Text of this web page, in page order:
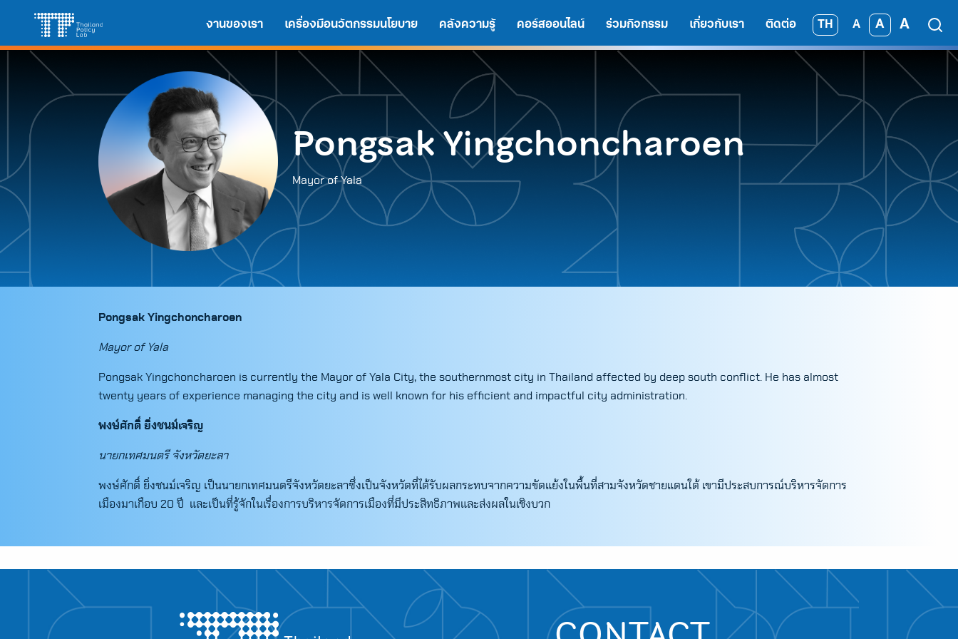
content
งานของเรา เครื่องมือนวัตกรรมนโยบาย คลังความรู้ คอร์สออนไลน์ ร่วมกิจกรรม เกี่ยวกับเรา ติดต่อ TH A A A
Search
for:
Pongsak Yingchoncharoen
Mayor of Yala
Pongsak Yingchoncharoen
Mayor of Yala
Pongsak Yingchoncharoen is currently the Mayor of Yala City, the southernmost city in Thailand affected by deep south conflict. He has almost
twenty years of experience managing the city and is well known for his efficient and impactful city administration.
พงษ์ศักดิ์ ยิ่งชนม์เจริญ
นายกเทศมนตรี จังหวัดยะลา
พงษ์ศักดิ์ ยิ่งชนม์เจริญ เป็นนายกเทศมนตรีจังหวัดยะลาซึ่งเป็นจังหวัดที่ได้รับผลกระทบจากความขัดแย้งในพื้นที่สามจังหวัดชายแดนใต้ เขามีประสบการณ์บริหารจัดการ
เมืองมาเกือบ 20 ปี และเป็นที่รู้จักในเรื่องการบริหารจัดการเมืองที่มีประสิทธิภาพและส่งผลในเชิงบวก